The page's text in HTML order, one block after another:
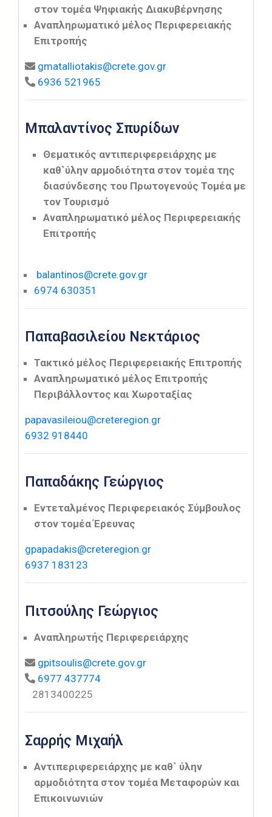
στον τομέα Ψηφιακής Διακυβέρνησης
Αναπληρωματικό μέλος Περιφερειακής
Επιτροπής
gmatalliotakis@crete.gov.gr
6936 521965
Μπαλαντίνος Σπυρίδων
Θεματικός αντιπεριφερειάρχης με
καθ`ύλην αρμοδιότητα στον τομέα της
διασύνδεσης του Πρωτογενούς Τομέα με
τον Τουρισμό
Αναπληρωματικό μέλος Περιφερειακής
Επιτροπής
balantinos@crete.gov.gr
6974 630351
Παπαβασιλείου Νεκτάριος
Τακτικό μέλος Περιφερειακής Επιτροπής
Αναπληρωματικό μέλος Επιτροπής
Περιβάλλοντος και Χωροταξίας
papavasileiou@creteregion.gr
6932 918440
Παπαδάκης Γεώργιος
Εντεταλμένος Περιφερειακός Σύμβουλος
στον τομέα Έρευνας
gpapadakis@creteregion.gr
6937 183123
Πιτσούλης Γεώργιος
Αναπληρωτής Περιφερειάρχης
gpitsoulis@crete.gov.gr
6977 437774
2813400225
Σαρρής Μιχαήλ
Αντιπεριφερειάρχης με καθ` ύλην
αρμοδιότητα στον τομέα Μεταφορών και
Επικοινωνιών